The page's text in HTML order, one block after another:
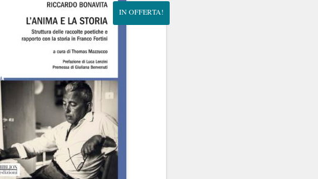
IN OFFERTA!